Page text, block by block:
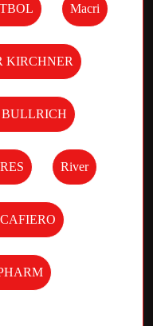
Macri
KIRCHNER
BULLRICH
River